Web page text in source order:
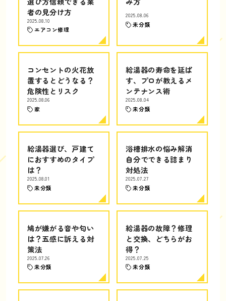
者の見分け方
2025.08.10
エアコン修理
2025.08.06
未分類
コンセントの火花放
置するとどうなる？
危険性とリスク
2025.08.06
家
給湯器の寿命を延ば
す、プロが教えるメ
ンテナンス術
2025.08.04
未分類
給湯器選び、戸建て
におすすめのタイプ
は？
2025.08.01
未分類
浴槽排水の悩み解消
自分でできる詰まり
対処法
2025.07.27
未分類
鳩が嫌がる音や匂い
は？五感に訴える対
策法
2025.07.26
未分類
給湯器の故障？修理
と交換、どちらがお
得？
2025.07.25
未分類